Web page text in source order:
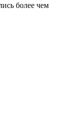
более чем